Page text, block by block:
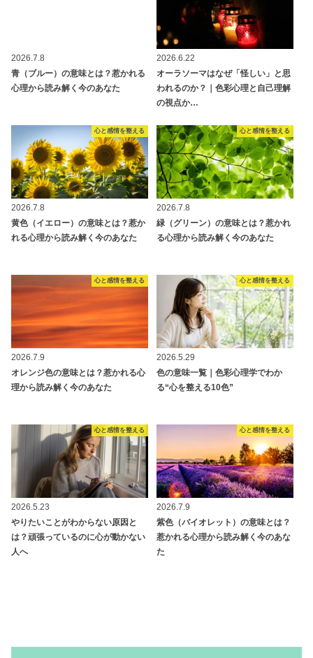
2026.7.8
青（ブルー）の意味とは？惹かれる
心理から読み解く今のあなた
2026.6.22
オーラソーマはなぜ「怪しい」と思
われるのか？｜色彩心理と自己理解
の視点か…
心と感情を整える
2026.7.8
黄色（イエロー）の意味とは？惹か
れる心理から読み解く今のあなた
心と感情を整える
2026.7.8
緑（グリーン）の意味とは？惹かれ
る心理から読み解く今のあなた
心と感情を整える
2026.7.9
オレンジ色の意味とは？惹かれる心
理から読み解く今のあなた
心と感情を整える
2026.5.29
色の意味一覧｜色彩心理学でわか
る“心を整える10色”
心と感情を整える
2026.5.23
やりたいことがわからない原因と
は？頑張っているのに心が動かない
人へ
心と感情を整える
2026.7.9
紫色（バイオレット）の意味とは？
惹かれる心理から読み解く今のあな
た